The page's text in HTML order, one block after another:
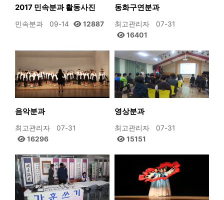
2017 민속분과 활동사진
민속분과 09-14 12887
동화구연분과
최고관리자
07-31
16401
음악분과
최고관리자
07-31
16296
영상분과
최고관리자
07-31
15151